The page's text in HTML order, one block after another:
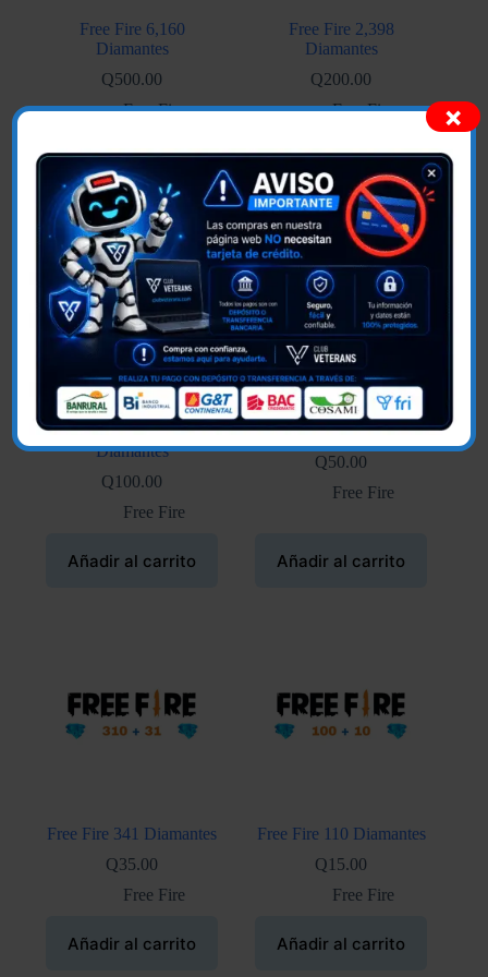
Free Fire 6,160
Diamantes
Q500.00
Free Fire
Añadir al carrito
Free Fire 2,398
Diamantes
Q200.00
Free Fire
Añadir al carrito
Free Fire 1,166
Diamantes
Q100.00
Free Fire
Añadir al carrito
Free Fire 572 Diamantes
Q50.00
Free Fire
Añadir al carrito
Free Fire 341 Diamantes
Q35.00
Free Fire
Añadir al carrito
Free Fire 110 Diamantes
Q15.00
Free Fire
Añadir al carrito
×